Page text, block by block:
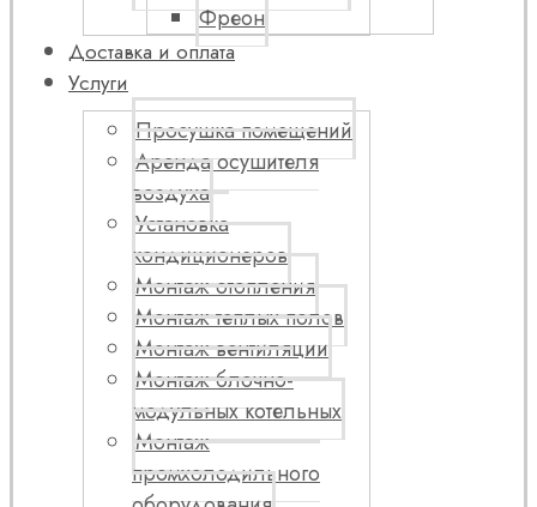
Фреон
Доставка и оплата
Услуги
Просушка помещений
Аренда осушителя
воздуха
Установка
кондиционеров
Монтаж отопления
Монтаж теплых полов
Монтаж вентиляции
Монтаж блочно-
модульных котельных
Монтаж
промхолодильного